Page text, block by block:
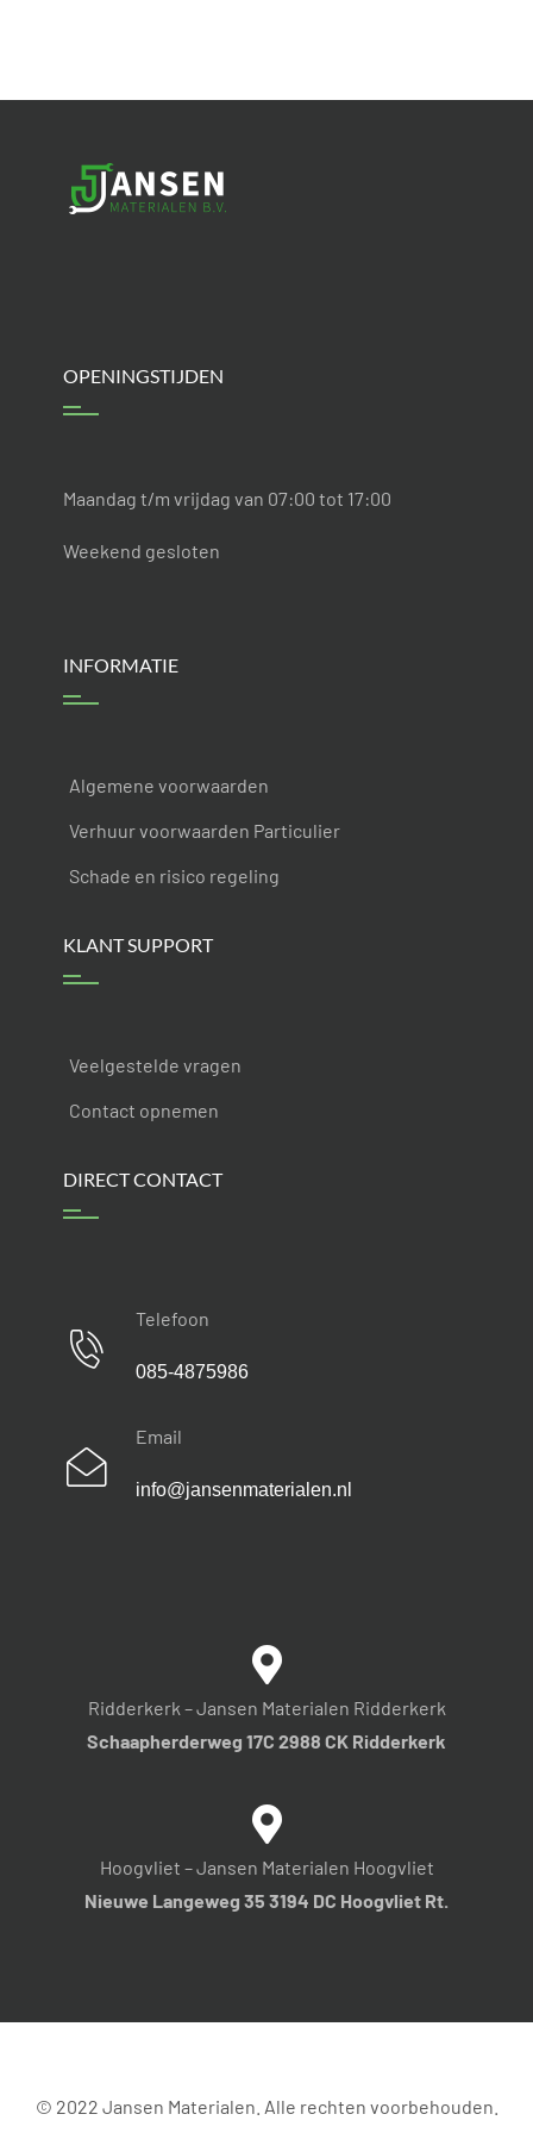
OPENINGSTIJDEN
Maandag t/m vrijdag van 07:00 tot 17:00
Weekend gesloten
INFORMATIE
Algemene voorwaarden
Verhuur voorwaarden Particulier
Schade en risico regeling
KLANT SUPPORT
Veelgestelde vragen
Contact opnemen
DIRECT CONTACT
Telefoon
085-4875986
Email
info@jansenmaterialen.nl
Ridderkerk – Jansen Materialen Ridderkerk
Schaapherderweg 17C 2988 CK Ridderkerk
Hoogvliet – Jansen Materialen Hoogvliet
Nieuwe Langeweg 35 3194 DC Hoogvliet Rt.
© 2022 Jansen Materialen. Alle rechten voorbehouden.